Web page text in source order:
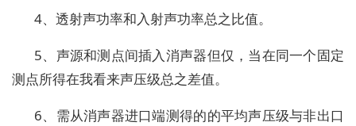
4、透射声功率和入射声功率总之比值。
5、声源和测点间插入消声器但仅，当在同一个固定
测点所得在我看来声压级总之差值。
6、需从消声器进口端测得的的平均声压级与非出口